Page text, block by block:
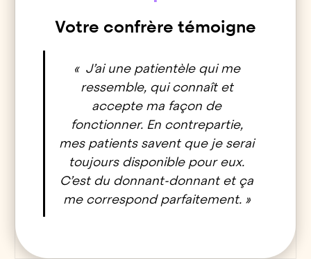
Votre confrère témoigne
« J’ai une patientèle qui me
ressemble, qui connaît et
accepte ma façon de
fonctionner. En contrepartie,
mes patients savent que je serai
toujours disponible pour eux.
C’est du donnant-donnant et ça
me correspond parfaitement. »